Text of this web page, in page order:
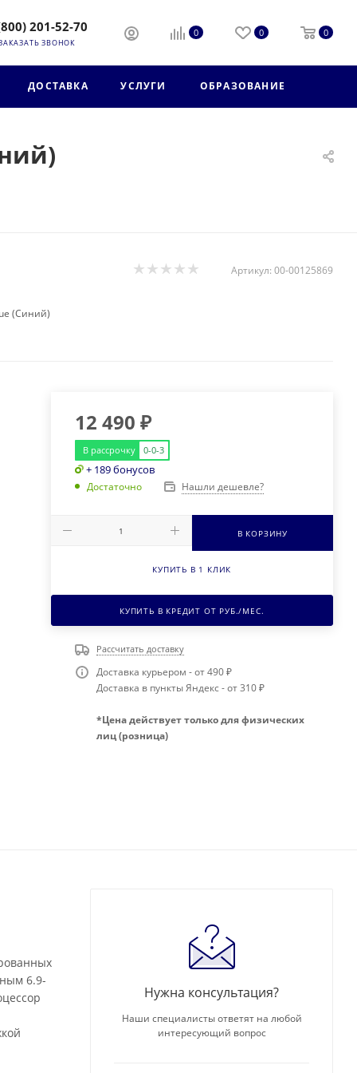
201-52-70
ЗВОНОК
0 0 0
ДОСТАВКА УСЛУГИ ОБРАЗОВАНИЕ
Артикул: 00-00125869
(Синий)
12 490 ₽
В рассрочку 0-0-3
+ 189 бонусов
Достаточно Нашли дешевле?
В КОРЗИНУ
КУПИТЬ В 1 КЛИК
КУПИТЬ В КРЕДИТ ОТ РУБ./МЕС.
Рассчитать доставку
Доставка курьером - от 490 ₽
Доставка в пункты Яндекс - от 310 ₽
*Цена действует только для физических
лиц (розница)
6.9-
Нужна консультация?
Наши специалисты ответят на любой
интересующий вопрос